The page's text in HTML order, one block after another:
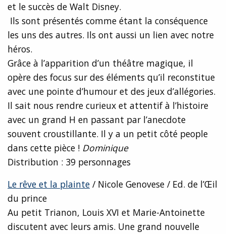
et le succès de Walt Disney.
Ils sont présentés comme étant la conséquence
les uns des autres. Ils ont aussi un lien avec notre
héros.
Grâce à l’apparition d’un théâtre magique, il
opère des focus sur des éléments qu’il reconstitue
avec une pointe d’humour et des jeux d’allégories.
Il sait nous rendre curieux et attentif à l’histoire
avec un grand H en passant par l’anecdote
souvent croustillante. Il y a un petit côté people
dans cette pièce ! Dominique
Distribution : 39 personnages
Le rêve et la plainte / Nicole Genovese / Ed. de l’Œil
du prince
Au petit Trianon, Louis XVI et Marie-Antoinette
discutent avec leurs amis. Une grand nouvelle